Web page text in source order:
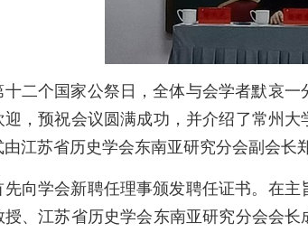
十二个国家公祭日，全体与会学者默哀
迎，预祝会议圆满成功，并介绍了常州
江苏省历史学会东南亚研究分会副会长
先向学会新聘任理事颁发聘任证书。在
授、江苏省历史学会东南亚研究分会会